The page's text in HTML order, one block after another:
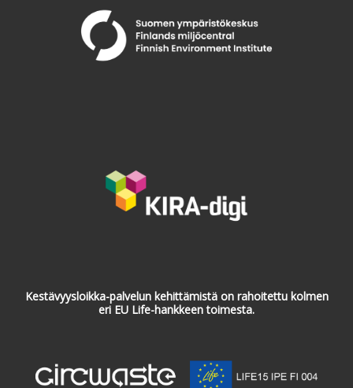
Kestävyysloikka-palvelun kehittämistä on rahoitettu kolmen
eri EU Life-hankkeen toimesta.